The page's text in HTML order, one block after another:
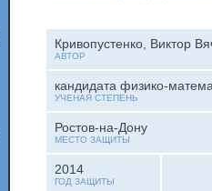
Кривопустенко, Виктор
АВТОР
кандидата физико-
УЧЕНАЯ СТЕПЕНЬ
Ростов-на-Дону
МЕСТО ЗАЩИТЫ
2014
ГОД ЗАЩИТЫ